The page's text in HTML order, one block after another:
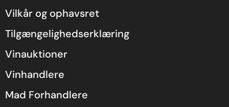
Vilkår og ophavsret
Tilgængelighedserklæring
Vinauktioner
Vinhandlere
Mad Forhandlere